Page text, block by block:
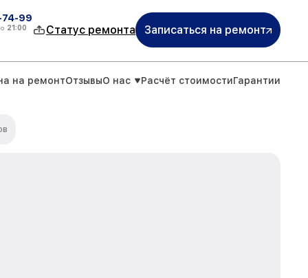
74-99
21:00 Статус ремонта Записаться на ремонт
на ремонтОтзывыО нас Расчёт стоимостиГарантии